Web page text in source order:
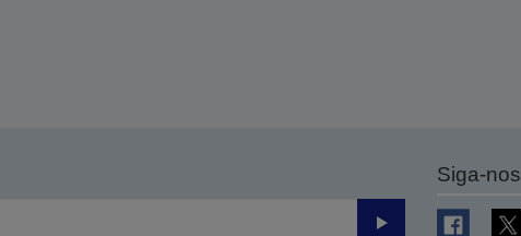
Siga-nos